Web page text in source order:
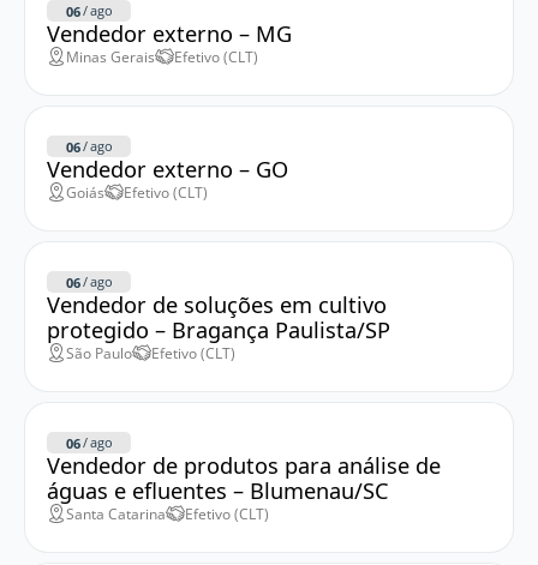
06/ago
Vendedor externo – MG
Minas Gerais Efetivo (CLT)
06/ago
Vendedor externo – GO
Goiás Efetivo (CLT)
06/ago
Vendedor de soluções em cultivo
protegido – Bragança Paulista/SP
São Paulo Efetivo (CLT)
06/ago
Vendedor de produtos para análise de
águas e efluentes – Blumenau/SC
Santa Catarina Efetivo (CLT)